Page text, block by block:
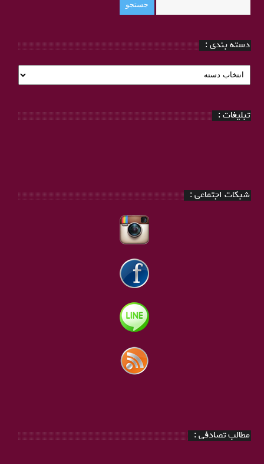
دسته بندی :
دسته
بندی
تبلیغات :
شبکات اجتماعی :
مطالب تصادفی :